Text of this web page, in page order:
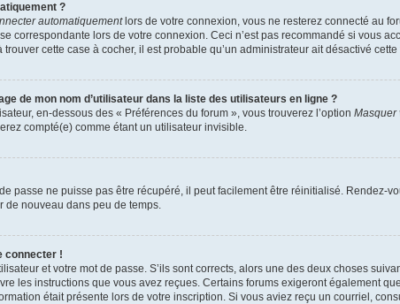
?
automatiquementlors de votre connexion, vous ne resterez connecté au
correspondante lors de votre connexion. Ceci n’est pas recommandé si vous
trouver cette case à cocher, il est probable qu’un administrateur ait désactivé
de mon nom d’utilisateur dans la liste des utilisateurs en ligne ?
en-dessous des « Préférences du forum », vous trouverez l’option Masquer
compté(e) comme étant un utilisateur invisible.
passe ne puisse pas être récupéré, il peut facilement être réinitialisé. Rendez-
de nouveau dans peu de temps.
connecter !
et votre mot de passe. S’ils sont corrects, alors une des deux choses
les instructions que vous avez reçues. Certains forums exigeront également
était présente lors de votre inscription. Si vous aviez reçu un courriel,